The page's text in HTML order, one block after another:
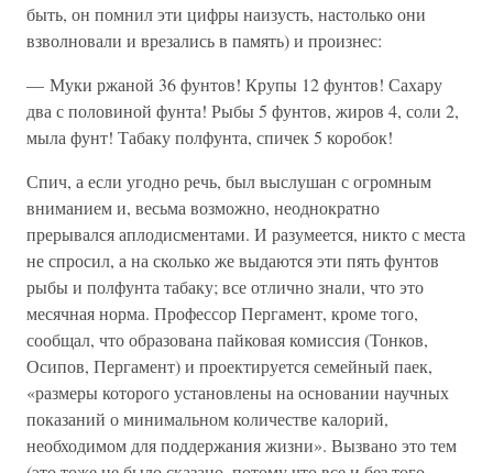
быть, он помнил эти цифры наизусть, настолько они
взволновали и врезались в память) и произнес:
— Муки ржаной 36 фунтов! Крупы 12 фунтов! Сахару
два с половиной фунта! Рыбы 5 фунтов, жиров 4, соли 2,
мыла фунт! Табаку полфунта, спичек 5 коробок!
Спич, а если угодно речь, был выслушан с огромным
вниманием и, весьма возможно, неоднократно
прерывался аплодисментами. И разумеется, никто с места
не спросил, а на сколько же выдаются эти пять фунтов
рыбы и полфунта табаку; все отлично знали, что это
месячная норма. Профессор Пергамент, кроме того,
сообщал, что образована пайковая комиссия (Тонков,
Осипов, Пергамент) и проектируется семейный паек,
«размеры которого установлены на основании научных
показаний о минимальном количестве калорий,
необходимом для поддержания жизни». Вызвано это тем